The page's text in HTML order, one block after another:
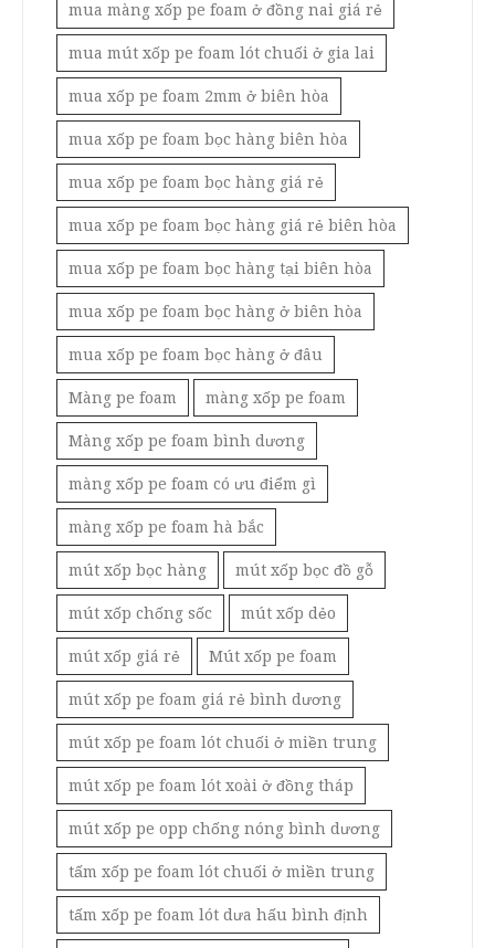
mua màng xốp pe foam ở đồng nai giá rẻ
mua mút xốp pe foam lót chuối ở gia lai
mua xốp pe foam 2mm ở biên hòa
mua xốp pe foam bọc hàng biên hòa
mua xốp pe foam bọc hàng giá rẻ
mua xốp pe foam bọc hàng giá rẻ biên hòa
mua xốp pe foam bọc hàng tại biên hòa
mua xốp pe foam bọc hàng ở biên hòa
mua xốp pe foam bọc hàng ở đâu
Màng pe foam màng xốp pe foam
Màng xốp pe foam bình dương
màng xốp pe foam có ưu điểm gì
màng xốp pe foam hà bắc
mút xốp bọc hàng mút xốp bọc đồ gỗ
mút xốp chống sốc mút xốp dẻo
mút xốp giá rẻ Mút xốp pe foam
mút xốp pe foam giá rẻ bình dương
mút xốp pe foam lót chuối ở miền trung
mút xốp pe foam lót xoài ở đồng tháp
mút xốp pe opp chống nóng bình dương
tấm xốp pe foam lót chuối ở miền trung
tấm xốp pe foam lót dưa hấu bình định